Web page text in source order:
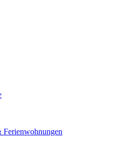
Ferienwohnungen